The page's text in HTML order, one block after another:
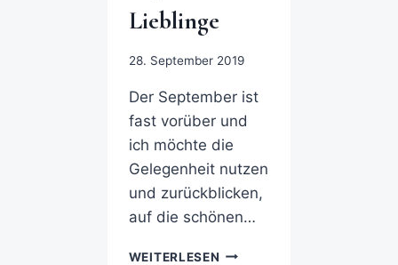
Lieblinge
28. September 2019
Der September ist
fast vorüber und
ich möchte die
Gelegenheit nutzen
und zurückblicken,
auf die schönen…
WEITERLESEN